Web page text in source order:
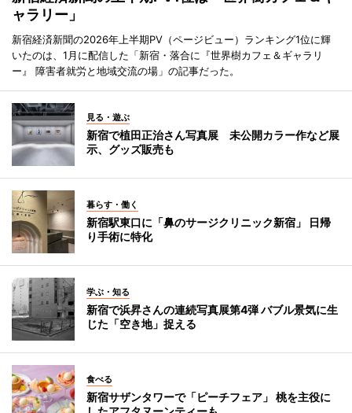
ャラリー」
新宿経済新聞の2026年上半期PV（ページビュー）ランキング1位に輝
いたのは、1月に配信した「新宿・落合に『世界樹カフェ＆ギャラリ
ー』 障害者就労と地域交流の場」の記事だった。
見る・遊ぶ
新宿で植田正治さん写真展 未公開カラー作など展
示、グッズ販売も
暮らす・働く
新宿駅東口に「鼻のサージクリニック新宿」 日帰
り手術に特化
学ぶ・知る
新宿で浜昇さんの連続写真展第4弾 バブル景気に生
じた「空き地」捉える
食べる
新宿サザンタワーで「ピーチフェア」 桃を主役に